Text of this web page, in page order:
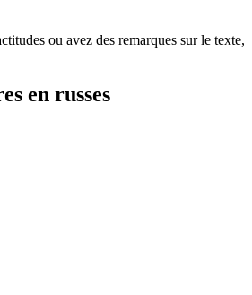
ou avez des remarques sur le texte,
en russes